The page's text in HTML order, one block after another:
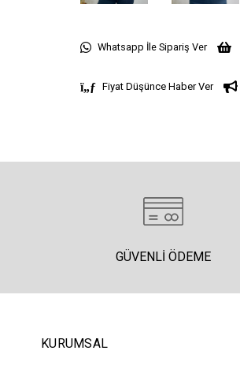
Whatsapp İle Sipariş Ver
Fiyat Düşünce Haber Ver
GÜVENLI ÖDEME
KURUMSAL